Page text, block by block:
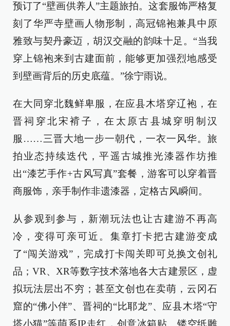
预订了“壁画供养人”主题旅拍。这套服饰严格复
刻了华严寺壁画人物形制，高冠锦袍兼具中原
雅致与契丹豪迈，胡汉交融的韵味十足。“当我
穿上锦袍来到古建面前，能够更加强烈地感受
到壁画背后的历史底蕴。”徐宁雨说。
在大同穿北魏鲜卑服，在应县木塔穿辽袍，在
晋祠穿北宋褙子，在太原古县城穿明制汉
服……三晋大地一步一朝代，一衣一风华。旅
拍业态持续迭代，平遥古城推光漆器作坊推
出“漆艺手作+古风写真”套餐，游客可以穿着晋
商服饰，亲手制作非遗漆器，定格古风瞬间。
从参观到参与，新潮玩法也让古建游不再高
冷，变得可亲可近。集章打卡把古建游变成
了“闯关游戏”，完成打卡闯关即可兑换文创礼
品；VR、XR等数字技术落地各大古建景区，虚
拟玩法层出不穷；甚至文创也在卖萌，云冈石
窟的“佛小伴”、晋祠的“比耶龙”、应县木塔“守
塔小猫”等萌系IP走红，创意冰箱贴、镂空纸雕